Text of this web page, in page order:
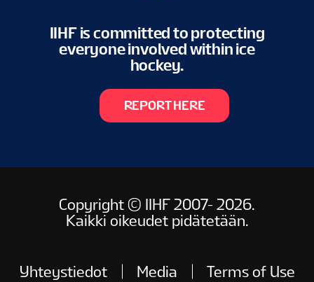
IIHF is committed to protecting
everyone involved within ice
hockey.
REPORT HERE
Copyright © IIHF 2007- 2026.
Kaikki oikeudet pidätetään.
Yhteystiedot Media Terms of Use